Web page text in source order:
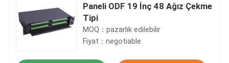
Paneli ODF 19 İnç 48 Ağız Çekme
Tipi
MOQ：pazarlık edilebilir
Fiyat：negotiable